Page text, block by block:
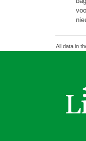
All data in